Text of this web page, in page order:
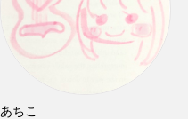
あちこ